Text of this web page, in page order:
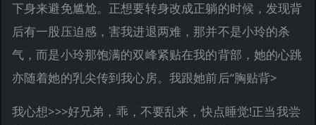
下身来避免尴尬。正想要转身改成正躺的时候，发现背
后有一股压迫感，害我进退两难，那并不是小玲的杀
气，而是小玲那饱满的双峰紧贴在我的背部，她的心跳
亦随着她的乳尖传到我心房。我跟她前后“胸贴背>
我心想>>>好兄弟，乖，不要乱来，快点睡觉!正当我尝